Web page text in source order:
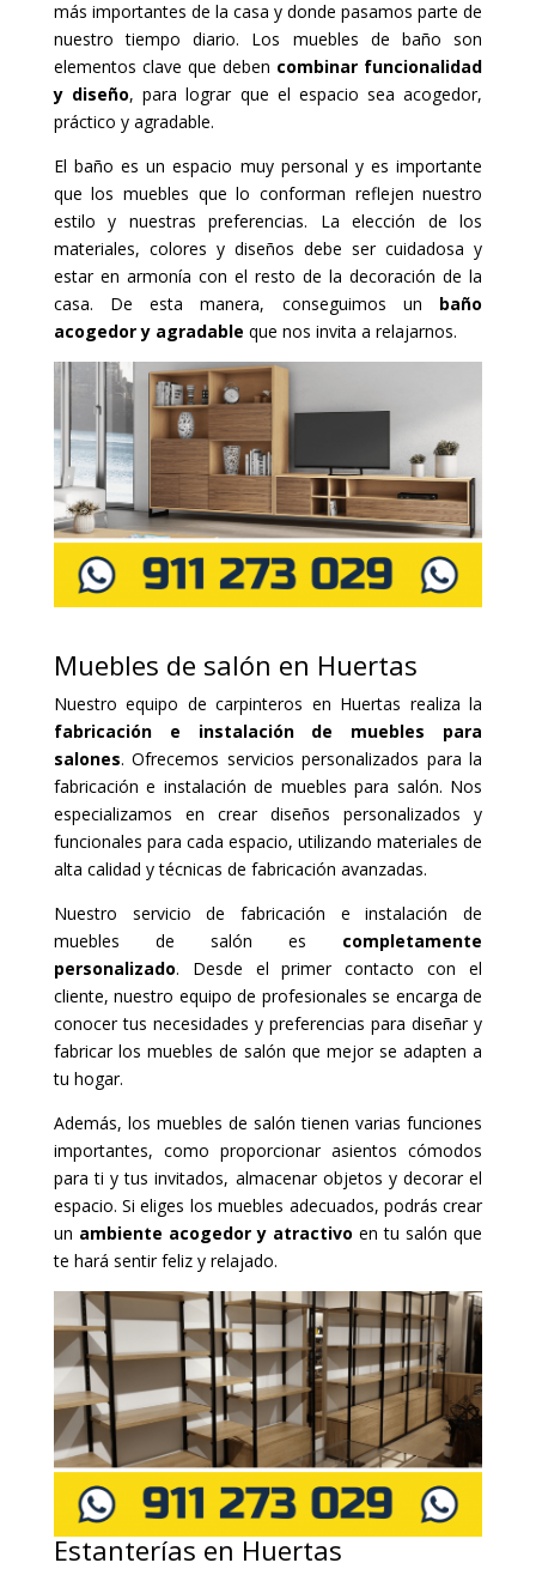
más importantes de la casa y donde pasamos parte de
nuestro tiempo diario. Los muebles de baño son
elementos clave que deben combinar funcionalidad
y diseño, para lograr que el espacio sea acogedor,
práctico y agradable.
El baño es un espacio muy personal y es importante
que los muebles que lo conforman reflejen nuestro
estilo y nuestras preferencias. La elección de los
materiales, colores y diseños debe ser cuidadosa y
estar en armonía con el resto de la decoración de la
casa. De esta manera, conseguimos un baño
acogedor y agradable que nos invita a relajarnos.
Muebles de salón en Huertas
Nuestro equipo de carpinteros en Huertas realiza la
fabricación e instalación de muebles para
salones. Ofrecemos servicios personalizados para la
fabricación e instalación de muebles para salón. Nos
especializamos en crear diseños personalizados y
funcionales para cada espacio, utilizando materiales de
alta calidad y técnicas de fabricación avanzadas.
Nuestro servicio de fabricación e instalación de
muebles de salón es completamente
personalizado. Desde el primer contacto con el
cliente, nuestro equipo de profesionales se encarga de
conocer tus necesidades y preferencias para diseñar y
fabricar los muebles de salón que mejor se adapten a
tu hogar.
Además, los muebles de salón tienen varias funciones
importantes, como proporcionar asientos cómodos
para ti y tus invitados, almacenar objetos y decorar el
espacio. Si eliges los muebles adecuados, podrás crear
un ambiente acogedor y atractivo en tu salón que
te hará sentir feliz y relajado.
Estanterías en Huertas